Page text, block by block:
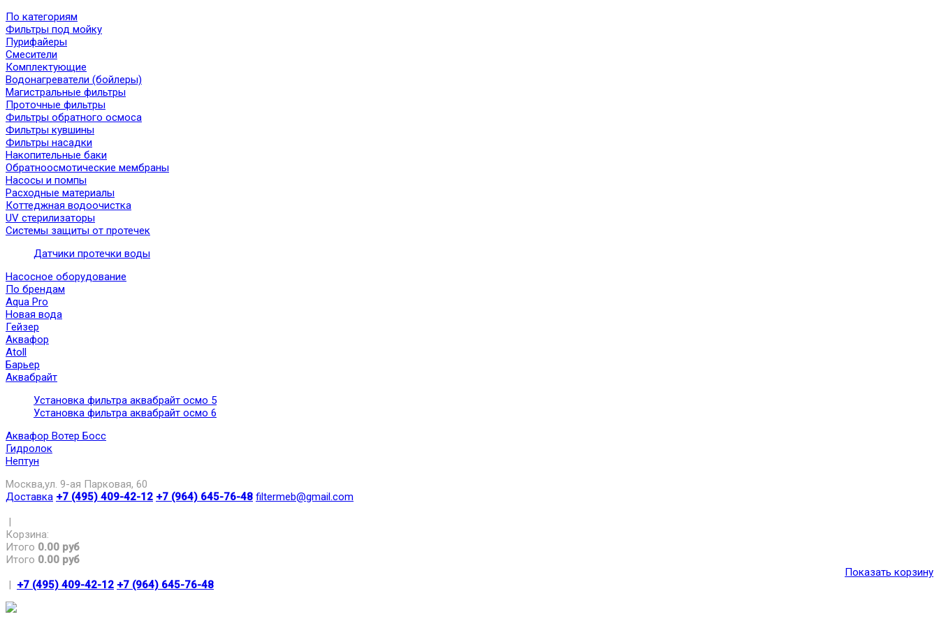
По категориям
Фильтры под мойку
Пурифайеры
Смесители
Комплектующие
Водонагреватели (бойлеры)
Магистральные фильтры
Проточные фильтры
Фильтры обратного осмоса
Фильтры кувшины
Фильтры насадки
Накопительные баки
Обратноосмотические мембраны
Насосы и помпы
Расходные материалы
Коттеджная водоочистка
UV стерилизаторы
Системы защиты от протечек
Датчики протечки воды
Насосное оборудование
По брендам
Aqua Pro
Новая вода
Гейзер
Аквафор
Atoll
Барьер
Аквабрайт
Установка фильтра аквабрайт осмо 5
Установка фильтра аквабрайт осмо 6
Аквафор Вотер Босс
Гидролок
Нептун
Москва,ул. 9-ая Парковая, 60
Доставка +7 (495) 409-42-12 +7 (964) 645-76-48 filtermeb@gmail.com
|
Корзина:
Итого 0.00 руб
Итого 0.00 руб
Показать корзину
| +7 (495) 409-42-12 +7 (964) 645-76-48